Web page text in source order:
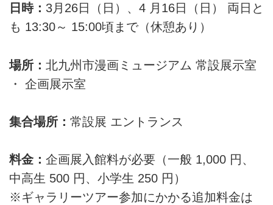
日時： 3月26日（日）、4 月16日（日） 両日と
も 13:30～ 15:00頃まで（休憩あり）
場所： 北九州市漫画ミュージアム 常設展示室
・ 企画展示室
集合場所： 常設展 エントランス
料金： 企画展入館料が必要（一般 1,000 円、
中高生 500 円、小学生 250 円）
※ギャラリーツアー参加にかかる追加料金は